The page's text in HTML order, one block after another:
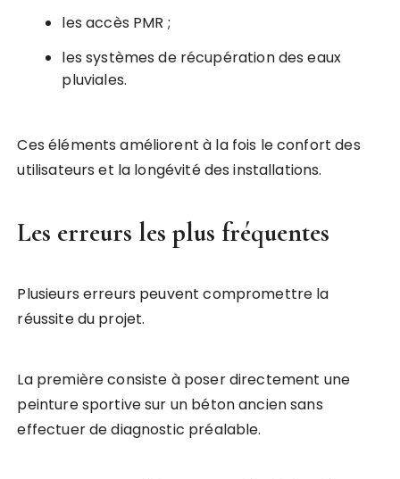
les accès PMR ;
les systèmes de récupération des eaux
pluviales.
Ces éléments améliorent à la fois le confort des
utilisateurs et la longévité des installations.
Les erreurs les plus fréquentes
Plusieurs erreurs peuvent compromettre la
réussite du projet.
La première consiste à poser directement une
peinture sportive sur un béton ancien sans
effectuer de diagnostic préalable.